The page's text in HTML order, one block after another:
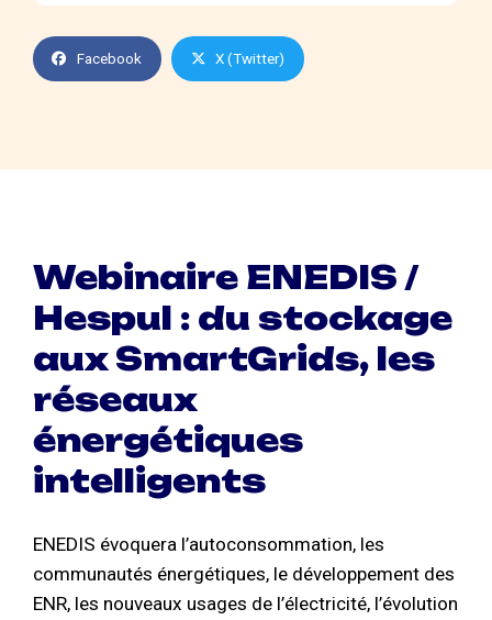
Facebook X (Twitter)
Webinaire ENEDIS /
Hespul : du stockage
aux SmartGrids, les
réseaux
énergétiques
intelligents
ENEDIS évoquera l’autoconsommation, les
communautés énergétiques, le développement des
ENR, les nouveaux usages de l’électricité, l’évolution